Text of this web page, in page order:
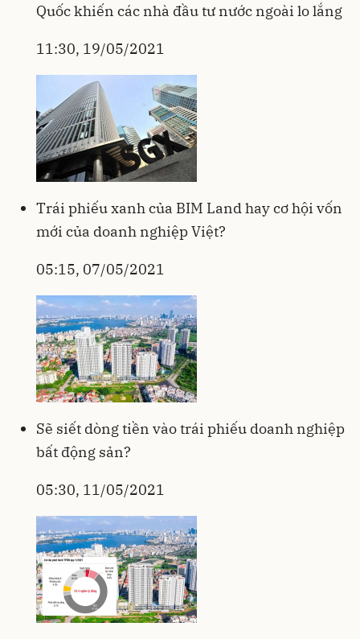
Quốc khiến các nhà đầu tư nước ngoài lo lắng
11:30, 19/05/2021
Trái phiếu xanh của BIM Land hay cơ hội vốn
mới của doanh nghiệp Việt?
05:15, 07/05/2021
Sẽ siết dòng tiền vào trái phiếu doanh nghiệp
bất động sản?
05:30, 11/05/2021